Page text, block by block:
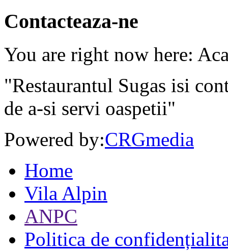
Contacteaza-ne
You are right now here:
"Restaurantul Sugas isi
de a-si servi oaspetii"
Powered by:CRGmedia
Home
Vila Alpin
ANPC
Politica de